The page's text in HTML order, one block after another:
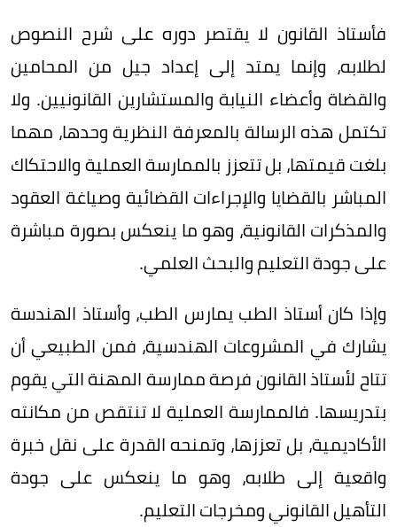
فأستاذ القانون لا يقتصر دوره على شرح النصوص
لطلابه، وإنما يمتد إلى إعداد جيل من المحامين
والقضاة وأعضاء النيابة والمستشارين القانونيين. ولا
تكتمل هذه الرسالة بالمعرفة النظرية وحدها، مهما
بلغت قيمتها، بل تتعزز بالممارسة العملية والاحتكاك
المباشر بالقضايا والإجراءات القضائية وصياغة العقود
والمذكرات القانونية، وهو ما ينعكس بصورة مباشرة
على جودة التعليم والبحث العلمي.
وإذا كان أستاذ الطب يمارس الطب، وأستاذ الهندسة
يشارك في المشروعات الهندسية، فمن الطبيعي أن
تتاح لأستاذ القانون فرصة ممارسة المهنة التي يقوم
بتدريسها. فالممارسة العملية لا تنتقص من مكانته
الأكاديمية، بل تعززها، وتمنحه القدرة على نقل خبرة
واقعية إلى طلابه، وهو ما ينعكس على جودة
التأهيل القانوني ومخرجات التعليم.